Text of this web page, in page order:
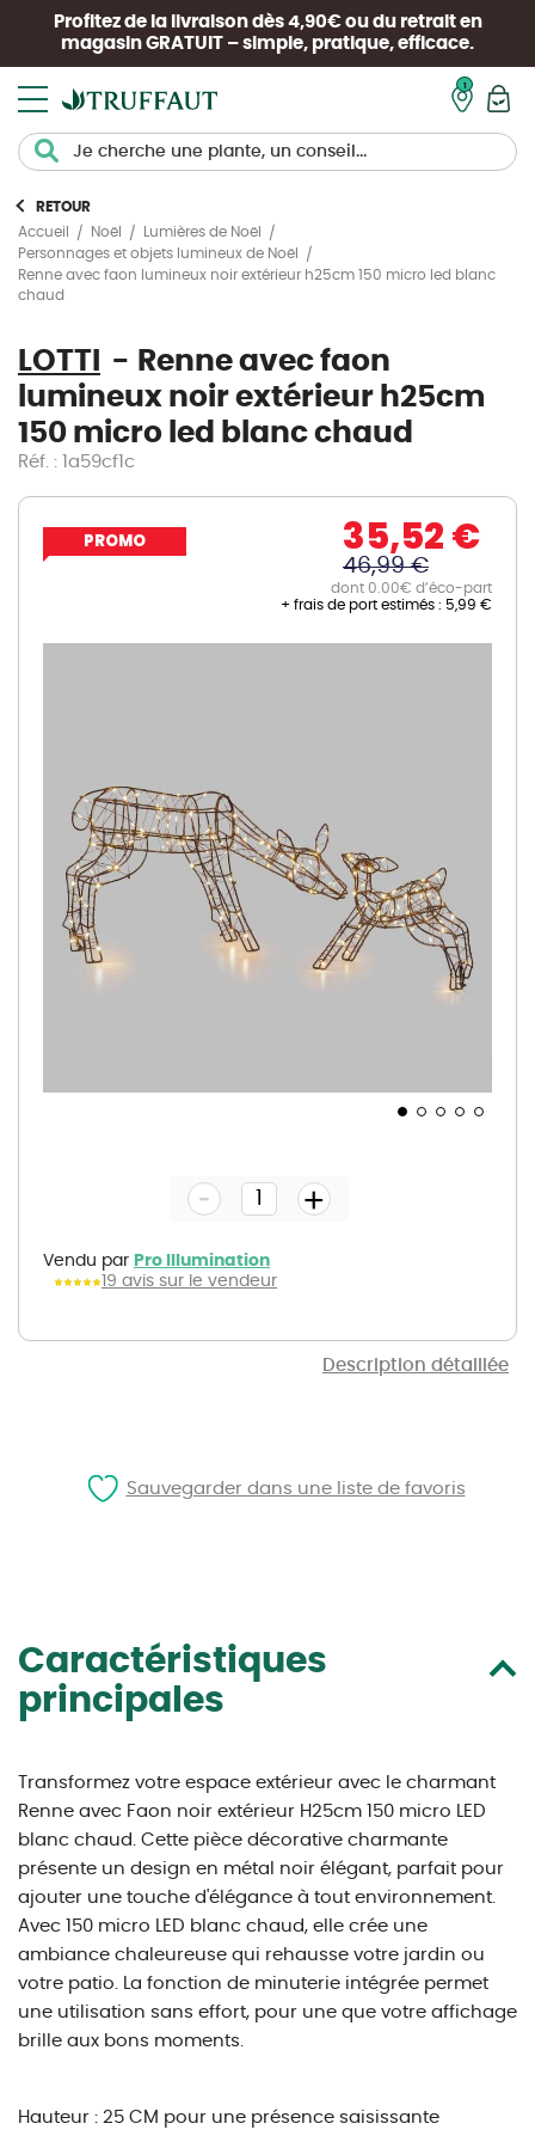
Profitez de la livraison dès 4,90€ ou du retrait en
magasin GRATUIT – simple, pratique, efficace.
RETOUR
Accueil
Noël
Lumières de Noël
Personnages et objets lumineux de Noël
Renne avec faon lumineux noir extérieur h25cm 150 micro led blanc
chaud
LOTTI
Renne avec faon
lumineux noir extérieur h25cm
150 micro led blanc chaud
Réf. : 1a59cf1c
Description détaillée
PROMO 35,52 €
46,99 €
dont 0.00€ d’éco-part
+ frais de port estimés : 5,99 €
gallery
Vendu par Pro Illumination
19 avis sur le vendeur
- +
Caractéristiques
principales
Transformez votre espace extérieur avec le charmant
Renne avec Faon noir extérieur H25cm 150 micro LED
blanc chaud. Cette pièce décorative charmante
présente un design en métal noir élégant, parfait pour
ajouter une touche d'élégance à tout environnement.
Avec 150 micro LED blanc chaud, elle crée une
ambiance chaleureuse qui rehausse votre jardin ou
votre patio. La fonction de minuterie intégrée permet
une utilisation sans effort, pour une que votre affichage
brille aux bons moments.
Hauteur : 25 CM pour une présence saisissante
Sauvegarder dans une liste de favoris